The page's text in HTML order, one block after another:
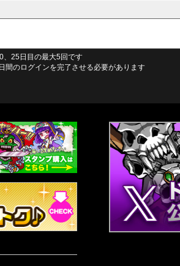
25日目の最大5回です
のログインを完了させる必要があります